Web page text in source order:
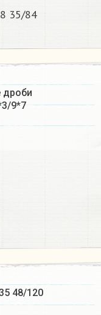
35/84​
дроби
9*7​
48/120